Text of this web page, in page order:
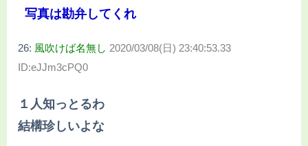
写真は勘弁してくれ
26: 風吹けば名無し 2020/03/08(日) 23:40:53.33
ID:eJJm3cPQ0
１人知っとるわ
結構珍しいよな